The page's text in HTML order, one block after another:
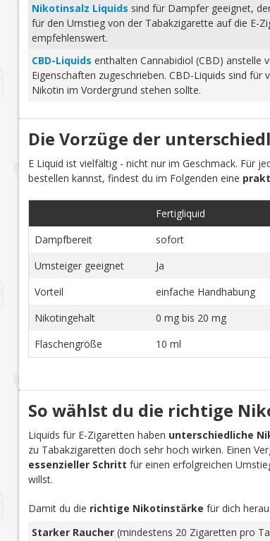
Nikotinsalz Liquids sind für Dampfer geeignet,
für den Umstieg von der Tabakzigarette auf die E-
empfehlenswert.
CBD-Liquids enthalten Cannabidiol (CBD) anstelle
Eigenschaften zugeschrieben. CBD-Liquids sind
Nikotin im Vordergrund stehen sollte.
Die Vorzüge der
E Liquid ist vielfältig - nicht nur im Geschmack. Für
bestellen kannst, findest du im Folgenden eine
Fertigliquid
Dampfbereit
sofort
Umsteiger geeignet
Ja
Vorteil
einfache Handhabung
Nikotingehalt
0 mg bis 20 mg
Flaschengröße
10 ml
So wählst du die richtige
Liquids für E-Zigaretten haben unterschiedliche
zu Tabakzigaretten doch sehr hoch wirken. Einen
essenzieller Schritt für einen erfolgreichen
willst.
Damit du die richtige Nikotinstärke für dich
Starker Raucher(mindestens 20 Zigaretten pro